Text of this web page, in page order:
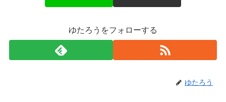
ゆたろうをフォローする
ゆたろう